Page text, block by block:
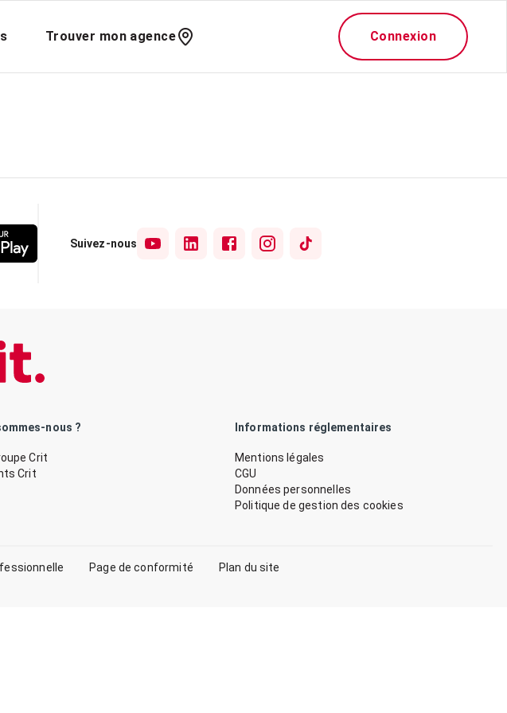
Trouver mon agence Connexion
Suivez-nous
nous ?
Crit
Crit
Informations réglementaires
Mentions légales
CGU
Données personnelles
Politique de gestion des cookies
Page de conformité Plan du site